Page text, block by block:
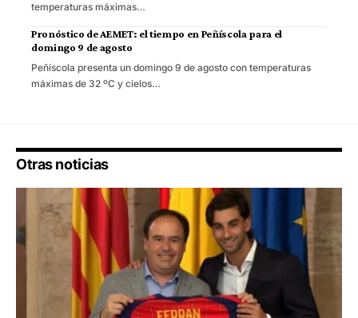
temperaturas máximas…
Pronóstico de AEMET: el tiempo en Peñíscola para el
domingo 9 de agosto
Peñíscola presenta un domingo 9 de agosto con temperaturas
máximas de 32 ºC y cielos…
Otras noticias